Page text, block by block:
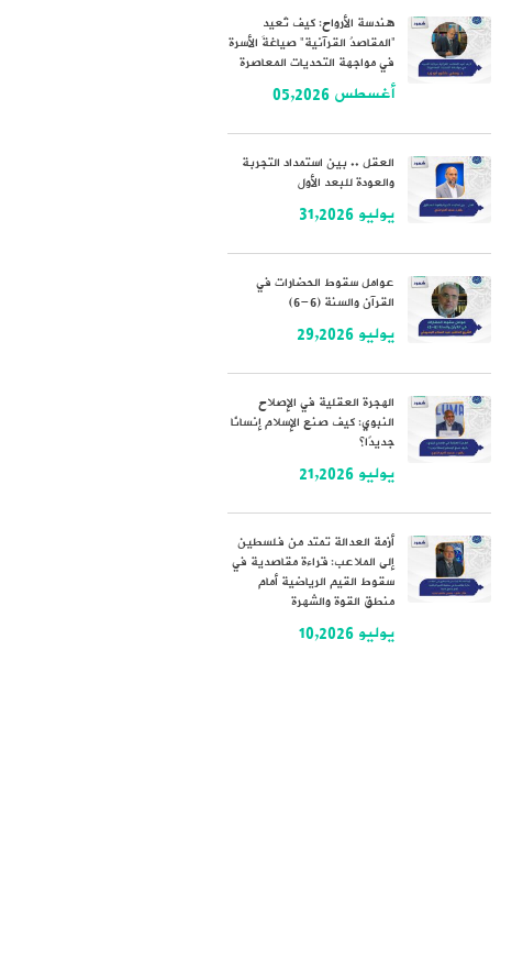
هندسة الأرواح: كيف تُعيد
“المقاصدُ القرآنية” صياغةَ الأسرة
في مواجهة التحديات المعاصرة
أغسطس 05,2026
العقل .. بين استمداد التجربة
والعودة للبعد الأول
يوليو 31,2026
عوامل سقوط الحضارات في
القرآن والسنة (6-6)
يوليو 29,2026
الهجرة العقلية في الإصلاح
النبوي: كيف صنع الإسلام إنسانًا
جديدًا؟
يوليو 21,2026
أزمة العدالة تمتد من فلسطين
إلى الملاعب: قراءة مقاصدية في
سقوط القيم الرياضية أمام
منطق القوة والشهرة
يوليو 10,2026